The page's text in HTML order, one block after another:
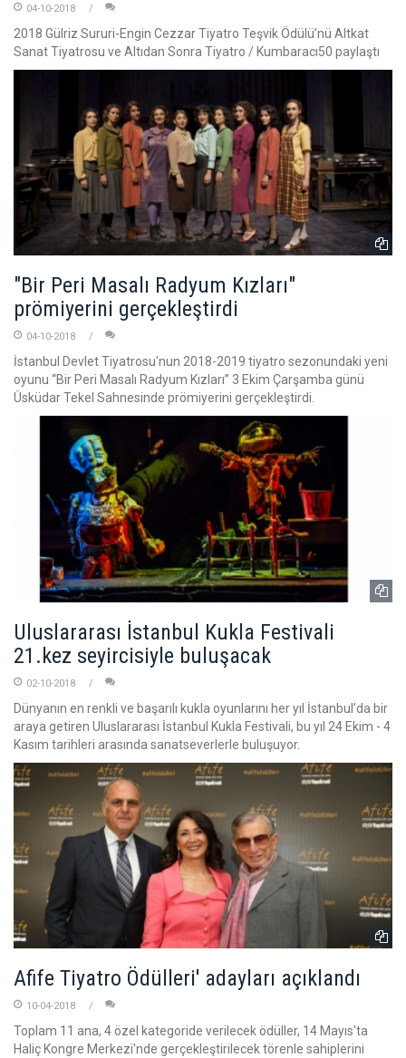
04-10-2018
2018 Gülriz Sururi-Engin Cezzar Tiyatro Teşvik Ödülü’nü Altkat
Sanat Tiyatrosu ve Altıdan Sonra Tiyatro / Kumbaracı50 paylaştı
"Bir Peri Masalı Radyum Kızları"
prömiyerini gerçekleştirdi
04-10-2018
İstanbul Devlet Tiyatrosu'nun 2018-2019 tiyatro sezonundaki yeni
oyunu “Bir Peri Masalı Radyum Kızları” 3 Ekim Çarşamba günü
Üsküdar Tekel Sahnesinde prömiyerini gerçekleştirdi.
Uluslararası İstanbul Kukla Festivali
21.kez seyircisiyle buluşacak
02-10-2018
Dünyanın en renkli ve başarılı kukla oyunlarını her yıl İstanbul’da bir
araya getiren Uluslararası İstanbul Kukla Festivali, bu yıl 24 Ekim - 4
Kasım tarihleri arasında sanatseverlerle buluşuyor.
Afife Tiyatro Ödülleri' adayları açıklandı
10-04-2018
Toplam 11 ana, 4 özel kategoride verilecek ödüller, 14 Mayıs'ta
Haliç Kongre Merkezi'nde gerçekleştirilecek törenle sahiplerini